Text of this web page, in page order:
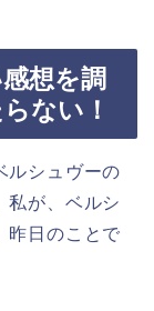
想を調
ない！
ルシュヴーの
私が、ベルシ
昨日のことで